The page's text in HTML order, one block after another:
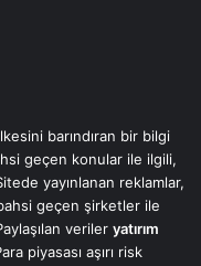
barındıran bir bilgi
geçen konular ile ilgili,
yayınlanan reklamlar,
geçen şirketler ile
veriler yatırım
piyasası aşırı risk